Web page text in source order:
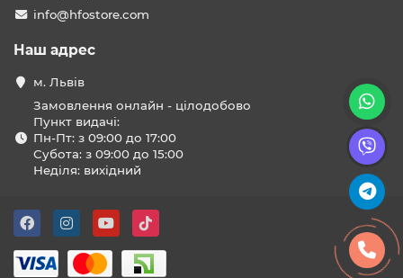
info@hfostore.com
Наш адрес
м. Львів
Замовлення онлайн - цілодобово
Пункт видачі:
Пн-Пт: з 09:00 до 17:00
Субота: з 09:00 до 15:00
Неділя: вихідний